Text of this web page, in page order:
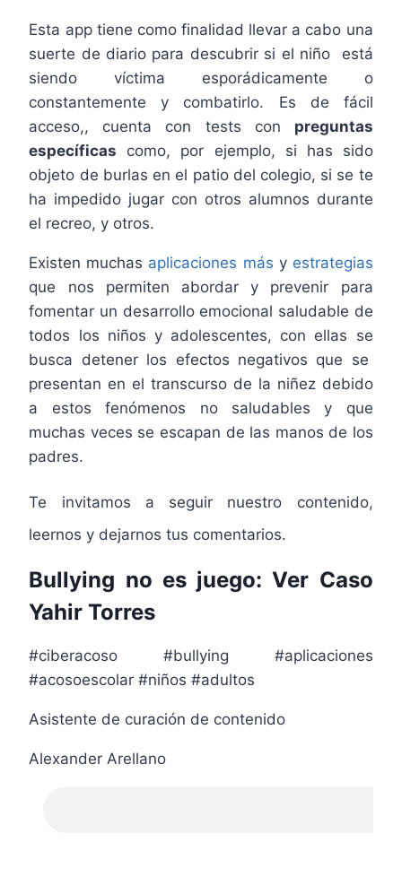
Esta app tiene como finalidad llevar a cabo una
suerte de diario para descubrir si el niño está
siendo víctima esporádicamente o
constantemente y combatirlo. Es de fácil
acceso,, cuenta con tests con preguntas
específicas como, por ejemplo, si has sido
objeto de burlas en el patio del colegio, si se te
ha impedido jugar con otros alumnos durante
el recreo, y otros.
Existen muchas aplicaciones más y estrategias
que nos permiten abordar y prevenir para
fomentar un desarrollo emocional saludable de
todos los niños y adolescentes, con ellas se
busca detener los efectos negativos que se
presentan en el transcurso de la niñez debido
a estos fenómenos no saludables y que
muchas veces se escapan de las manos de los
padres.
Te invitamos a seguir nuestro contenido,
leernos y dejarnos tus comentarios.
Bullying no es juego:Ver Caso
Yahir Torres
#ciberacoso #bullying #aplicaciones
#acosoescolar #niños #adultos
Asistente de curación de contenido
Alexander Arellano